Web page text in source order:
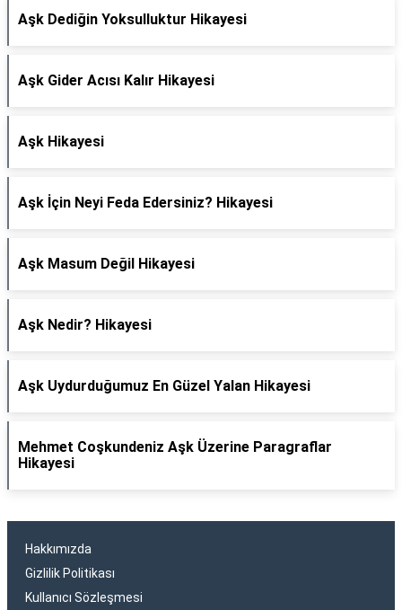
Aşk Dediğin Yoksulluktur Hikayesi
Aşk Gider Acısı Kalır Hikayesi
Aşk Hikayesi
Aşk İçin Neyi Feda Edersiniz? Hikayesi
Aşk Masum Değil Hikayesi
Aşk Nedir? Hikayesi
Aşk Uydurduğumuz En Güzel Yalan Hikayesi
Mehmet Coşkundeniz Aşk Üzerine Paragraflar
Hikayesi
Hakkımızda
Gizlilik Politikası
Kullanıcı Sözleşmesi